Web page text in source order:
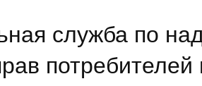
служба по
потребителей